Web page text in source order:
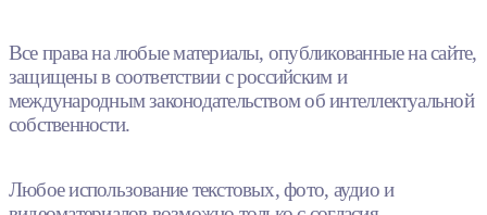
Все права на любые материалы, опубликованные на сайте,
защищены в соответствии с российским и
международным законодательством об интеллектуальной
собственности.
Любое использование текстовых, фото, аудио и